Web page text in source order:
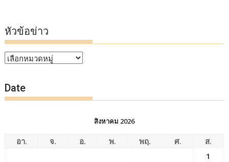
หัวข้อข่าว
หัวข้อ
Date
สิงหาคม 2026
อา. จ. อ. พ. พฤ. ศ.
ส.
1